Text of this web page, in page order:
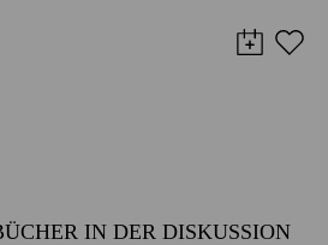
IN DER DISKUSSION